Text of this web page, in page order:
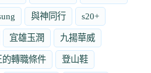
與神同行 s20+
宜雄玉潤 九揚華威
的轉職條件 登山鞋